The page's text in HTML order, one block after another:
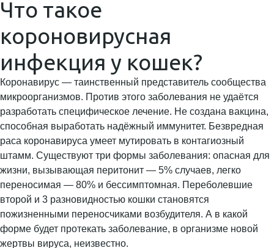
Что такое
короновирусная
инфекция у кошек?
Коронавирус — таинственный представитель сообщества
микроорганизмов. Против этого заболевания не удаётся
разработать специфическое лечение. Не создана вакцина,
способная выработать надёжный иммунитет. Безвредная
раса коронавируса умеет мутировать в контагиозный
штамм. Существуют три формы заболевания: опасная для
жизни, вызывающая перитонит — 5% случаев, легко
переносимая — 80% и бессимптомная. Переболевшие
второй и 3 разновидностью кошки становятся
пожизненными переносчиками возбудителя. А в какой
форме будет протекать заболевание, в организме новой
жертвы вируса, неизвестно.